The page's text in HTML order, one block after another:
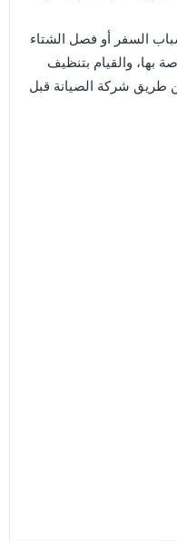
السفر أو فصل الشتاء
بها، والقيام بتنظيف
طريق شركة الصيانة قبل